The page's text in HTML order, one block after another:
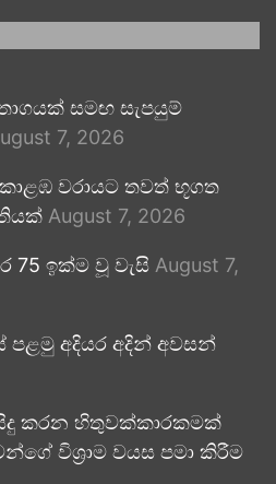
සමඟ සැපයුම්
7, 2026
වරායට තවත් භූගත
August 7, 2026
75 ඉක්ම වූ වැසි August 7,
පළමු අදියර අදින් අවසන්
කරන හිතුවක්කාරකමක්
විශ්‍රාම වයස පමා කිරීම